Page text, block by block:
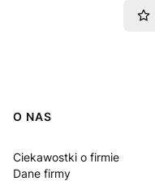
Linki w stopce
O NAS
Ciekawostki o firmie
Dane firmy